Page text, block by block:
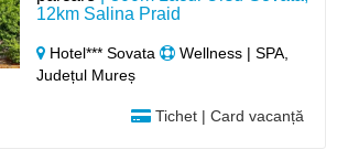
12km Salina Praid
Hotel*** Sovata
Wellness | SPA,
Județul Mureș
Tichet | Card vacanță